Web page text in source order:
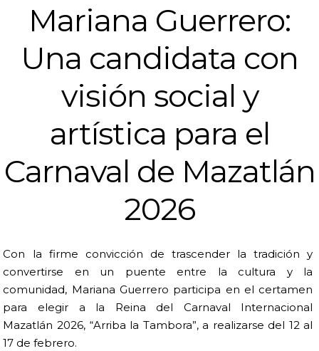
Mariana Guerrero:
Una candidata con
visión social y
artística para el
Carnaval de Mazatlán
2026
Con la firme convicción de trascender la tradición y
convertirse en un puente entre la cultura y la
comunidad, Mariana Guerrero participa en el certamen
para elegir a la Reina del Carnaval Internacional
Mazatlán 2026, “Arriba la Tambora”, a realizarse del 12 al
17 de febrero.